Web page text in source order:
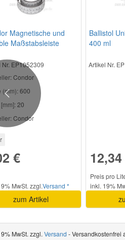
Magnetische und
Maßstabsleiste
Nr. EP1052309
: Condor
(mm): 600
20
Condor
€
MwSt. zzgl.Versand *
zum Artikel
Ballistol
400 ml
Artikel Nr.
Preis pro
inkl. 19%
Previous
MwSt. zzgl. Versand - Versandkostenfrei